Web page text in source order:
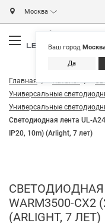
Москва
Ваш город
Да
Главная Каталог
Универсальные
Универсальные
Светодиодная лента UL-
IP20, 10m) (Arlight, 7 лет)
СВЕТОДИОДНАЯ
WARM3500-CX2
(ARLIGHT, 7 ЛЕТ)